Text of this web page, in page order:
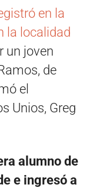
en la
la localidad
un joven
de
el
Unios, Greg
alumno de
e ingresó a